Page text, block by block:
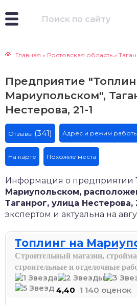
Главная » Ростовская область »
Предприятие
Мариупольском",
Нестерова, 21-1
Отзывы (341) Адрес и режим работы
На карте Похожие места
Информация о предприятии
Мариупольском,
Таганрог, улица Нестерова,
экспертом и актуальна на
Топлинг на
Строительный магазин,
строительные и отделочные
4,40 1 140 оценок